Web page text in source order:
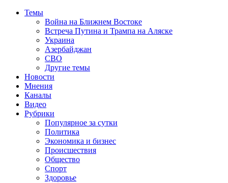
Темы
Война на Ближнем Востоке
Встреча Путина и Трампа на Аляске
Украина
Азербайджан
СВО
Другие темы
Новости
Мнения
Каналы
Видео
Рубрики
Популярное за сутки
Политика
Экономика и бизнес
Происшествия
Общество
Спорт
Здоровье